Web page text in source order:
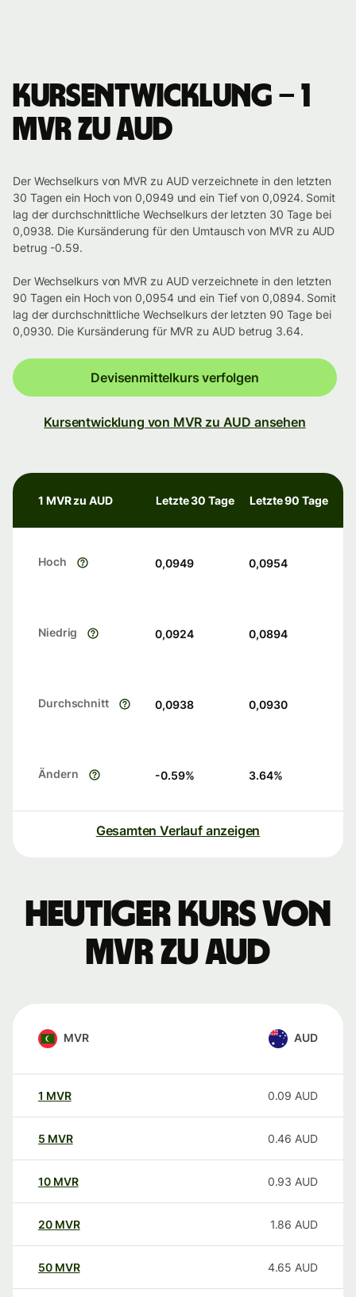
Kursentwicklung – 1
MVR zu AUD
Der Wechselkurs von MVR zu AUD verzeichnete in den letzten
30 Tagen ein Hoch von 0,0949 und ein Tief von 0,0924. Somit
lag der durchschnittliche Wechselkurs der letzten 30 Tage bei
0,0938. Die Kursänderung für den Umtausch von MVR zu AUD
betrug -0.59.
Der Wechselkurs von MVR zu AUD verzeichnete in den letzten
90 Tagen ein Hoch von 0,0954 und ein Tief von 0,0894. Somit
lag der durchschnittliche Wechselkurs der letzten 90 Tage bei
0,0930. Die Kursänderung für MVR zu AUD betrug 3.64.
Devisenmittelkurs verfolgen
Kursentwicklung von MVR zu AUD ansehen
1 MVR zu AUD Letzte 30 Tage Letzte 90 Tage
Hoch 0,0949 0,0954
Niedrig 0,0924 0,0894
Durchschnitt 0,0938 0,0930
Ändern -0.59% 3.64%
Gesamten Verlauf anzeigen
Heutiger Kurs von
MVR zu AUD
MVR AUD
1 MVR 0.09 AUD
5 MVR 0.46 AUD
10 MVR 0.93 AUD
20 MVR 1.86 AUD
50 MVR 4.65 AUD